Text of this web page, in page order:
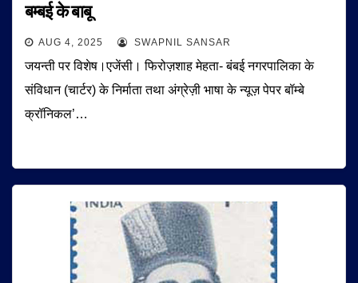
बम्बई के बाबू
AUG 4, 2025 SWAPNIL SANSAR
जयन्ती पर विशेष।एजेंसी। फिरोज़शाह मेहता- बंबई नगरपालिका के
संविधान (चार्टर) के निर्माता तथा अंग्रेज़ी भाषा के न्यूज़ पेपर बॉम्बे
क्रॉनिकल’…